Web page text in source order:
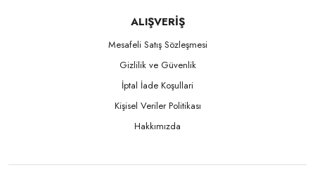
ALIŞVERİŞ
Mesafeli Satış Sözleşmesi
Gizlilik ve Güvenlik
İptal İade Koşullari
Kişisel Veriler Politikası
Hakkımızda